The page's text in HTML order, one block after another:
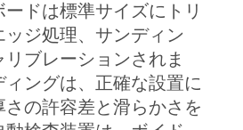
ドは標準サイズにトリ
ッジ処理、サンディン
ブレーションされま
ングは、正確な設置に
の許容差と滑らかさを